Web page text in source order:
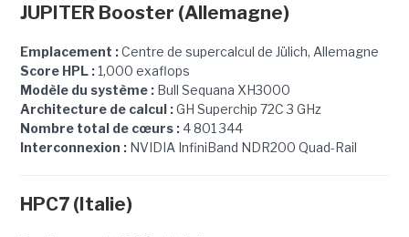
JUPITER Booster (Allemagne)
Emplacement :Centre de supercalcul de Jülich, Allemagne
Score HPL :1,000 exaflops
Modèle du système :Bull Sequana XH3000
Architecture de calcul :GH Superchip 72C 3 GHz
Nombre total de cœurs :4 801 344
Interconnexion :NVIDIA InfiniBand NDR200 Quad-Rail
HPC7 (Italie)